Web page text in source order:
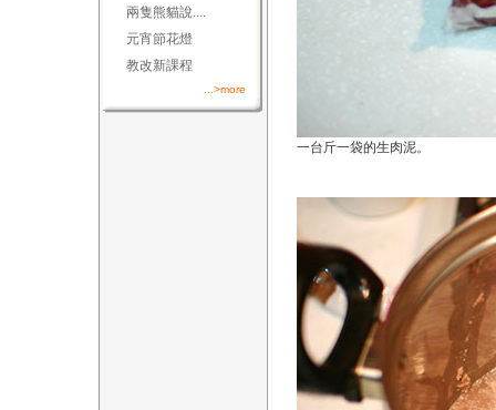
兩隻熊貓說....
元宵節花燈
教改新課程
...>more
一台斤一袋的生肉泥。